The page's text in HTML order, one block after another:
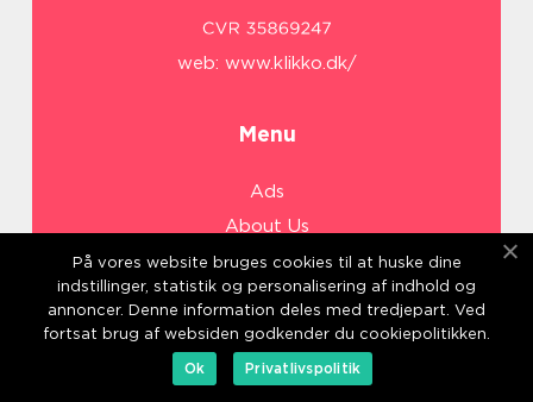
web: www.klikko.dk/
Menu
Ads
About Us
Cookies
Contact
Sitemap
På vores website bruges cookies til at huske dine
indstillinger, statistik og personalisering af indhold og
annoncer. Denne information deles med tredjepart. Ved
fortsat brug af websiden godkender du cookiepolitikken.
Ok
Privatlivspolitik